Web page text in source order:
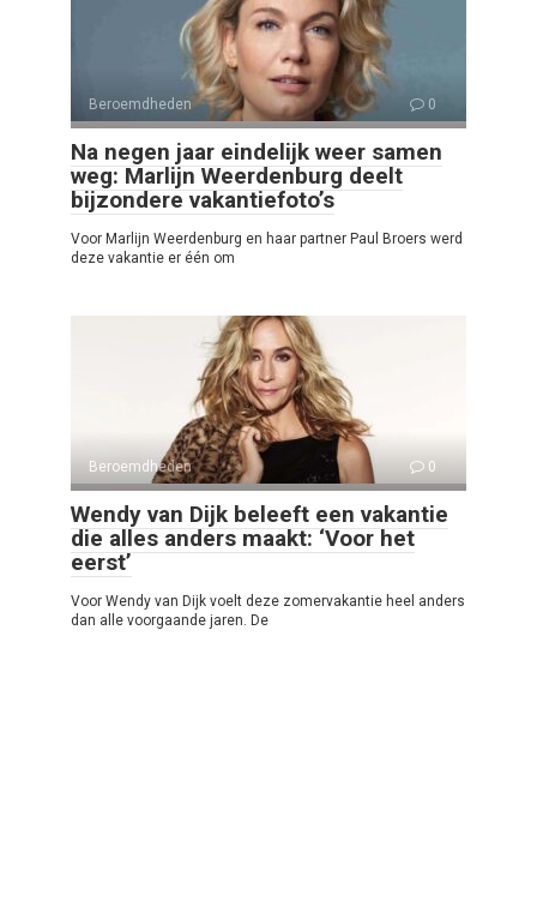
Beroemdheden 0
Na negen jaar eindelijk weer samen
weg: Marlijn Weerdenburg deelt
bijzondere vakantiefoto’s
Voor Marlijn Weerdenburg en haar partner Paul Broers werd
deze vakantie er één om
Beroemdheden 0
Wendy van Dijk beleeft een vakantie
die alles anders maakt: ‘Voor het
eerst’
Voor Wendy van Dijk voelt deze zomervakantie heel anders
dan alle voorgaande jaren. De